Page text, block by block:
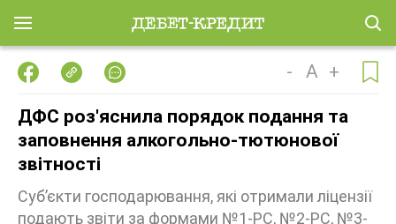
- A +
ДФС роз'яснила порядок подання та
заповнення алкогольно-тютюнової
звітності
Суб’єкти господарювання, які отримали ліцензії
подають звіти за формами №1-РС, №2-РС, №3-